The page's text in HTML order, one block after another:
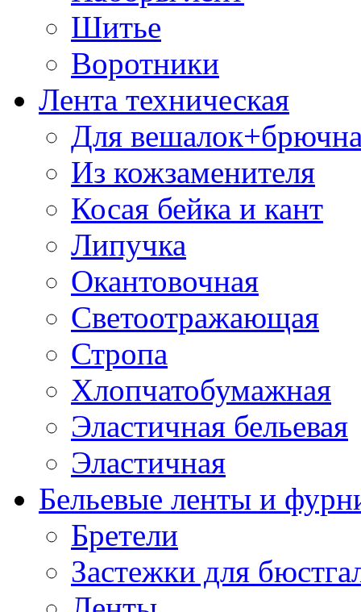
Шитье
Воротники
Лента техническая
Для
Из кожзаменителя
Косая бейка и кант
Липучка
Окантовочная
Светоотражающая
Стропа
Хлопчатобумажная
Эластичная бельевая
Эластичная
Бельевые ленты и
Бретели
Застежки для